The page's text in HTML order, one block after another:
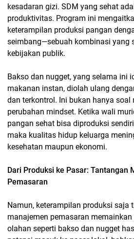
kesadaran gizi. SDM yang sehat
produktivitas. Program ini
keterampilan produksi pangan
seimbang—sebuah kombinasi yang
kebijakan publik.
Bakso dan nugget, yang selama ini
makanan instan, diolah ulang
dan terkontrol. Ini bukan hanya soal
perubahan mindset. Ketika wali
pangan sehat bisa diproduksi
maka kualitas hidup keluarga
kesehatan maupun ekonomi.
Dari Produksi ke Pasar: Tantangan
Pemasaran
Namun, keterampilan produksi saja
manajemen pemasaran
olahan seperti bakso dan nugget